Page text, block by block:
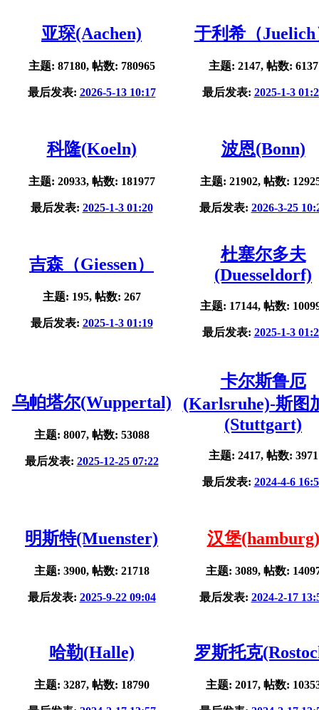
亚琛(Aachen)
主题: 87180, 帖数: 780965
最后发表: 2026-5-13 10:17
于利希（Juelich
主题: 2147, 帖数: 6137
最后发表: 2025-1-3
科隆(Koeln)
主题: 20933, 帖数: 181977
最后发表: 2025-1-3 01:20
波恩(Bonn)
主题: 21902, 帖数:
最后发表: 2026-3-25
吉森（Giessen）
主题: 195, 帖数: 267
最后发表: 2025-1-3 01:19
杜塞尔多夫
(Duesseldorf)
主题: 17144, 帖数:
最后发表: 2025-1-3
乌帕塔尔(Wuppertal)
主题: 8007, 帖数: 53088
最后发表: 2025-12-25 07:22
卡尔斯鲁厄
(Karlsruhe)-斯图
(Stuttgart)
主题: 2417, 帖数: 3971
最后发表: 2024-4-6
明斯特(Muenster)
主题: 3900, 帖数: 21718
最后发表: 2025-9-22 09:04
汉堡(hamburg)
主题: 3089, 帖数:
最后发表: 2024-2-17
哈勒(Halle)
主题: 3287, 帖数: 18790
罗斯托克
主题: 2017, 帖数: